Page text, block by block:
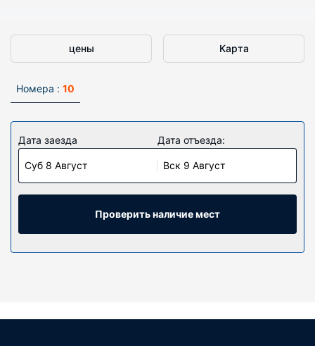
цены Карта
Номера : 10
Дата заезда
Суб 8 Август
Дата отъезда:
Вск 9 Август
Проверить наличие мест